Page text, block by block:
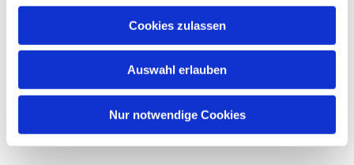
Cookies zulassen
Auswahl erlauben
Nur notwendige Cookies